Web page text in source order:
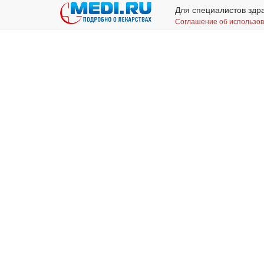
Для специалистов
Соглашение об